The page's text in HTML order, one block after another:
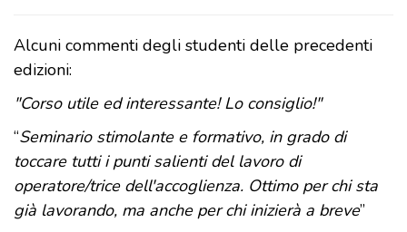
Alcuni commenti degli studenti delle precedenti
edizioni:
"Corso utile ed interessante! Lo consiglio!"
“Seminario stimolante e formativo, in grado di
toccare tutti i punti salienti del lavoro di
operatore/trice dell'accoglienza. Ottimo per chi sta
già lavorando, ma anche per chi inizierà a breve”